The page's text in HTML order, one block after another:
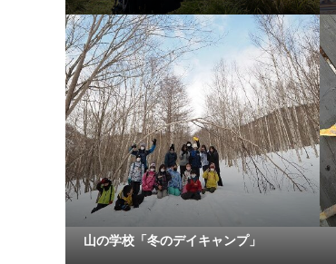
山の学校「冬のデイキャンプ」